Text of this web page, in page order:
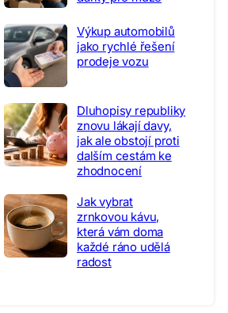
Výkup automobilů
jako rychlé řešení
prodeje vozu
Dluhopisy republiky
znovu lákají davy,
jak ale obstojí proti
dalším cestám ke
zhodnocení
Jak vybrat
zrnkovou kávu,
která vám doma
každé ráno udělá
radost